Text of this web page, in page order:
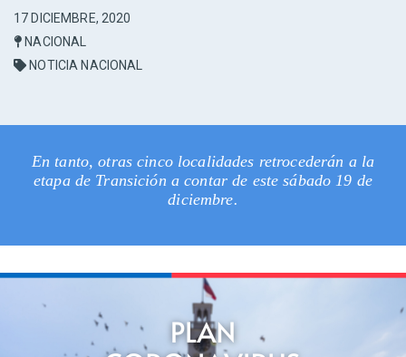
17 DICIEMBRE, 2020
NACIONAL
NOTICIA NACIONAL
En tanto, otras cinco localidades retrocederán a la
etapa de Transición a contar de este sábado 19 de
diciembre.